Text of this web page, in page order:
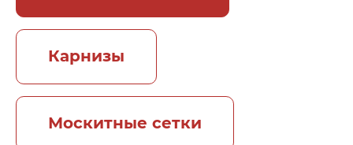
Карнизы
Москитные сетки